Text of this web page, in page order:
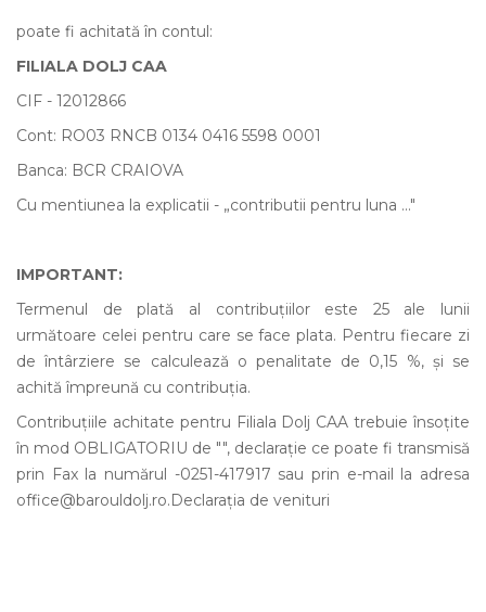
poate fi achitată în contul:
FILIALA DOLJ CAA
CIF - 12012866
Cont: RO03 RNCB 0134 0416 5598 0001
Banca: BCR CRAIOVA
Cu mentiunea la explicatii - „contributii pentru luna ..."
IMPORTANT:
Termenul de plată al contribuţiilor este 25 ale lunii
următoare celei pentru care se face plata. Pentru fiecare zi
de întârziere se calculează o penalitate de 0,15 %, şi se
achită împreună cu contribuţia.
Contribuţiile achitate pentru Filiala Dolj CAA trebuie însoţite
în mod OBLIGATORIU de "", declaraţie ce poate fi transmisă
prin Fax la numărul -0251-417917 sau prin e-mail la adresa
office@barouldolj.ro.Declaraţia de venituri